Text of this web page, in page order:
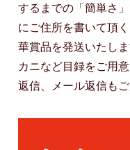
するまでの「簡単さ
にご住所を書いて頂
華賞品を発送いたし
カニなど目録をご用
返信、メール返信も